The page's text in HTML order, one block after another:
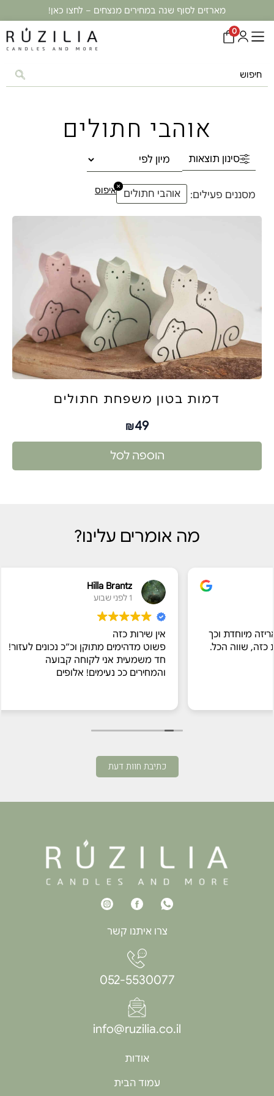
מארזים לסוף שנה במחירים מנצחים – לחצו כאן!
0
אוהבי חתולים
סינון תוצאות
מסננים פעילים: אוהבי חתולים
×איפוס
דמות בטון משפחת חתולים
₪49
הוספה לסל
מה אומרים עלינו?
Hilla Brantz
אין שירות כזה
פשוט מדהימים מתוקן וכ״כ נכונים לעזור!
חד משמעית אני לקוחה קבועה
והמחירים ככ נעימים! אלופים
כתיבת חוות דעת
צרו איתנו קשר
052-5530077
info@ruzilia.co.il
אודות
עמוד הבית